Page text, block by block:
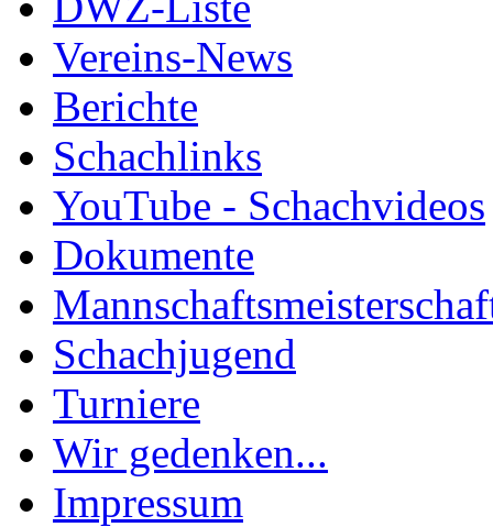
Vereins-News
Berichte
Schachlinks
YouTube - Schachvideos
Dokumente
Schachjugend
Turniere
Wir gedenken...
Impressum